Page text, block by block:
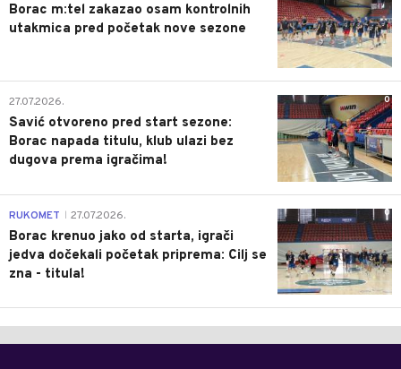
Borac m:tel zakazao osam kontrolnih
utakmica pred početak nove sezone
0
27.07.2026.
Savić otvoreno pred start sezone:
Borac napada titulu, klub ulazi bez
dugova prema igračima!
0
RUKOMET 27.07.2026.
Borac krenuo jako od starta, igrači
jedva dočekali početak priprema: Cilj se
zna - titula!